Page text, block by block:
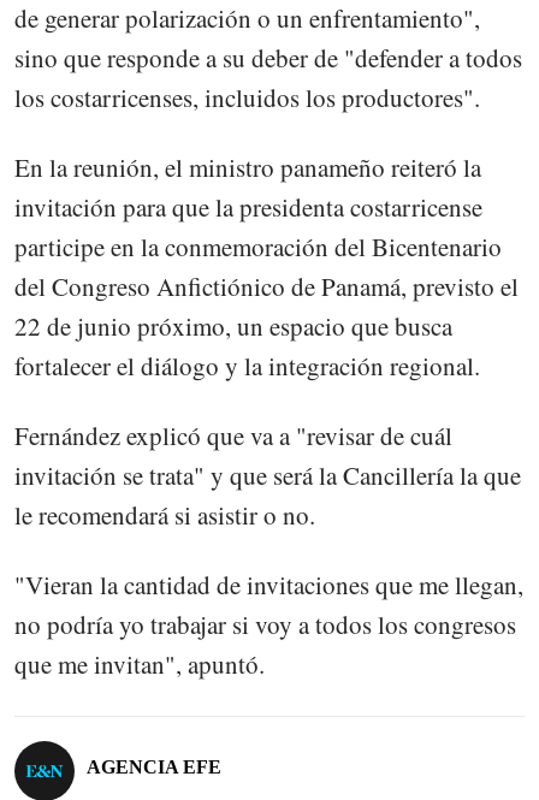
de generar polarización o un enfrentamiento",
sino que responde a su deber de "defender a todos
los costarricenses, incluidos los productores".
En la reunión, el ministro panameño reiteró la
invitación para que la presidenta costarricense
participe en la conmemoración del Bicentenario
del Congreso Anfictiónico de Panamá, previsto el
22 de junio próximo, un espacio que busca
fortalecer el diálogo y la integración regional.
Fernández explicó que va a "revisar de cuál
invitación se trata" y que será la Cancillería la que
le recomendará si asistir o no.
"Vieran la cantidad de invitaciones que me llegan,
no podría yo trabajar si voy a todos los congresos
que me invitan", apuntó.
AGENCIA EFE